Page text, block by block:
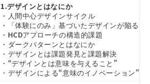
1.デザインとはなにか
・人間中心デザインサイクル
・「体験にのみ」基づいたデザインが陥る課
・HCDアプローチの構造的課題
・ダークパターンとはなにか
・デザインとは課題発見と課題解決
・“デザインとは意味を与えること”
・デザインによる“意味のイノベーション”の